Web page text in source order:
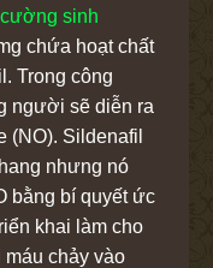
sinh
chứa hoạt chất
Trong công
người sẽ diễn ra
(NO). Sildenafil
nhưng nó
bằng bí quyết ức
khai làm cho
chảy vào